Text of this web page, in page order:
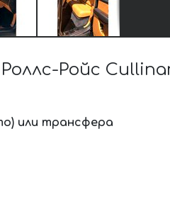
Ройс
или трансфера